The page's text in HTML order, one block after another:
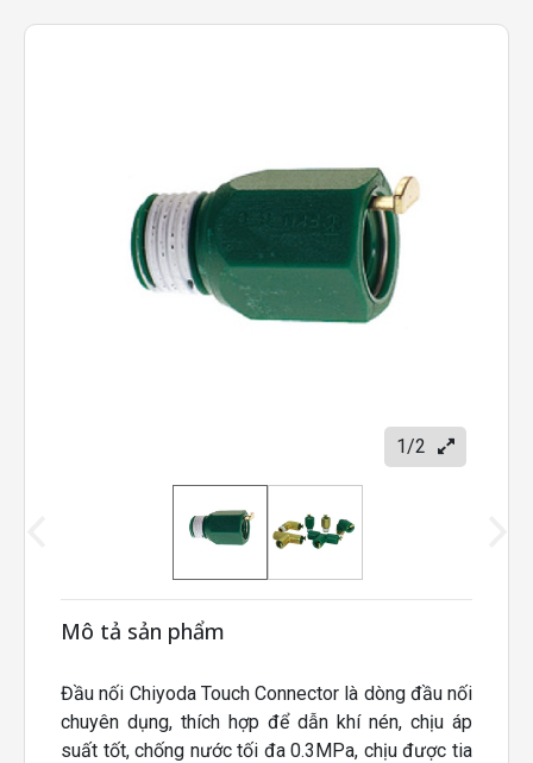
1/2
Mô tả sản phẩm
Đầu nối Chiyoda Touch Connector là dòng đầu nối
chuyên dụng, thích hợp để dẫn khí nén, chịu áp
suất tốt, chống nước tối đa 0.3MPa, chịu được tia